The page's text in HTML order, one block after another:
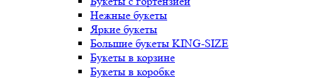
Нежные букеты
Яркие букеты
Большие букеты KING-SIZE
Букеты в корзине
Букеты в коробке